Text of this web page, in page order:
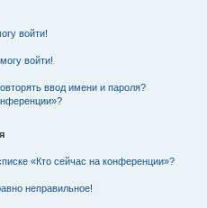
войти!
войти!
ввод имени и пароля?
«Кто сейчас на конференции»?
неправильное!